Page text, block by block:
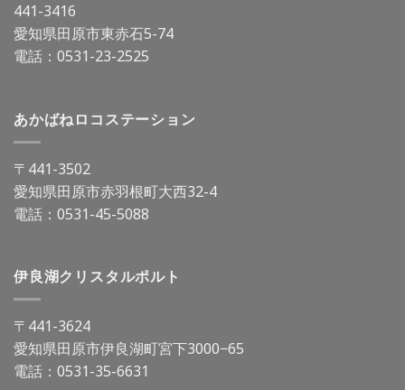
441-3416
愛知県田原市東赤石5-74
電話： 0531-23-2525
あかばねロコステーション
〒441-3502
愛知県田原市赤羽根町大西32-4
電話： 0531-45-5088
伊良湖クリスタルポルト
〒441-3624
愛知県田原市伊良湖町宮下3000−65
電話： 0531-35-6631